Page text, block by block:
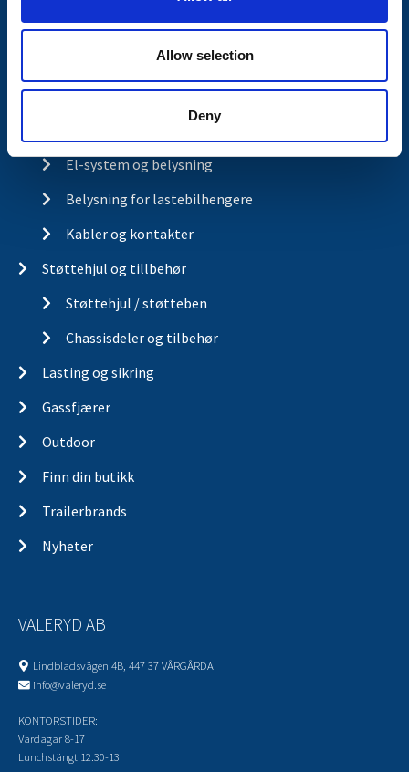
Allow selection
Deny
Akselpakker
Ubremsede tilhengere
Påløpsbrems og kulekobling
El-system og belysning
Belysning for lastebilhengere
Kabler og kontakter
Støttehjul og tillbehør
Støttehjul / støtteben
Chassisdeler og tilbehør
Lasting og sikring
Gassfjærer
Outdoor
Finn din butikk
Trailerbrands
Nyheter
VALERYD AB
Lindbladsvägen 4B, 447 37 VÅRGÅRDA
info@valeryd.se
KONTORSTIDER:
Vardagar 8-17
Lunchstängt 12.30-13